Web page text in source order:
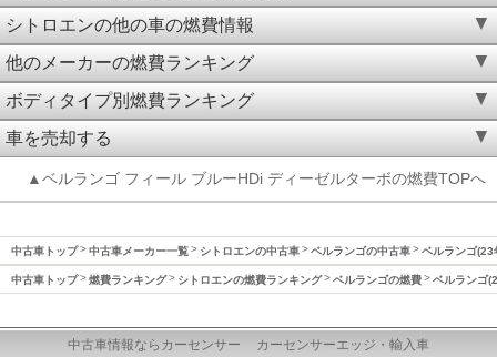
シトロエンの他の車の燃費情報
他のメーカーの燃費ランキング
ボディタイプ別燃費ランキング
車を売却する
▲ベルランゴ フィール ブルーHDi ディーゼルターボの燃費TOPへ
中古車トップ 中古車メーカー一覧 シトロエンの中古車 ベルランゴの中古車 ベルランゴ
中古車トップ 燃費ランキング シトロエンの燃費ランキング ベルランゴの燃費 ベルランゴ
中古車情報ならカーセンサー カーセンサーエッジ・輸入車